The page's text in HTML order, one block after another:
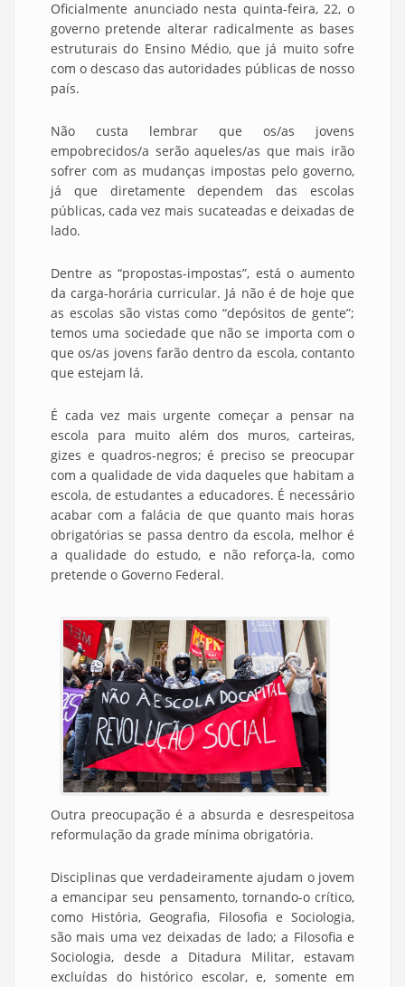
Oficialmente anunciado nesta quinta-feira, 22, o
governo pretende alterar radicalmente as bases
estruturais do Ensino Médio, que já muito sofre
com o descaso das autoridades públicas de nosso
país.
Não custa lembrar que os/as jovens
empobrecidos/a serão aqueles/as que mais irão
sofrer com as mudanças impostas pelo governo,
já que diretamente dependem das escolas
públicas, cada vez mais sucateadas e deixadas de
lado.
Dentre as “propostas-impostas”, está o aumento
da carga-horária curricular. Já não é de hoje que
as escolas são vistas como “depósitos de gente”;
temos uma sociedade que não se importa com o
que os/as jovens farão dentro da escola, contanto
que estejam lá.
É cada vez mais urgente começar a pensar na
escola para muito além dos muros, carteiras,
gizes e quadros-negros; é preciso se preocupar
com a qualidade de vida daqueles que habitam a
escola, de estudantes a educadores. É necessário
acabar com a falácia de que quanto mais horas
obrigatórias se passa dentro da escola, melhor é
a qualidade do estudo, e não reforça-la, como
pretende o Governo Federal.
Outra preocupação é a absurda e desrespeitosa
reformulação da grade mínima obrigatória.
Disciplinas que verdadeiramente ajudam o jovem
a emancipar seu pensamento, tornando-o crítico,
como História, Geografia, Filosofia e Sociologia,
são mais uma vez deixadas de lado; a Filosofia e
Sociologia, desde a Ditadura Militar, estavam
excluídas do histórico escolar, e, somente em